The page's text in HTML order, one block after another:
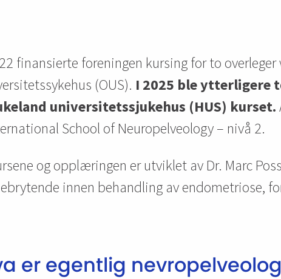
finansierte foreningen kursing for to overleger
(OUS). I 2025 ble ytterligere
universitetssjukehus (HUS) kurset.
School of Neuropelveology – nivå 2.
og opplæringen er utviklet av Dr. Marc
innen behandling av endometriose,
er egentlig